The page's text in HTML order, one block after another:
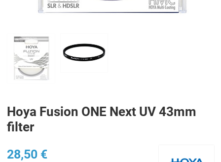
Hoya Fusion ONE Next UV 43mm
filter
28,50 €